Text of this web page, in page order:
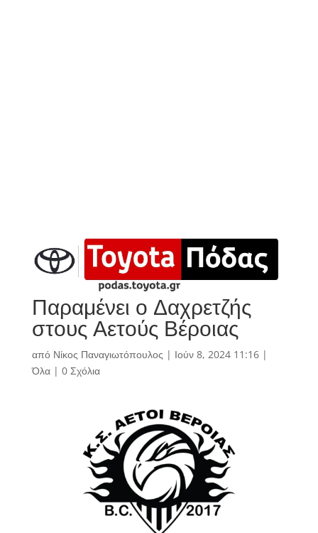
Παραμένει ο Δαχρετζής
στους Αετούς Βέροιας
από Νίκος Παναγιωτόπουλος | Ιούν 8, 2024 11:16|
Όλα| 0 Σχόλια